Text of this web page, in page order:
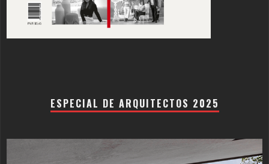
ESPECIAL DE ARQUITECTOS 2025